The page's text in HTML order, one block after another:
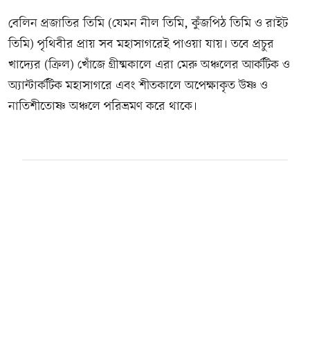
বেলিন প্রজাতির তিমি (যেমন নীল তিমি, কুঁজপিঠ তিমি ও রাইট
তিমি) পৃথিবীর প্রায় সব মহাসাগরেই পাওয়া যায়। তবে প্রচুর
খাদ্যের (ক্রিল) খোঁজে গ্রীষ্মকালে এরা মেরু অঞ্চলের আর্কটিক ও
অ্যান্টার্কটিক মহাসাগরে এবং শীতকালে অপেক্ষাকৃত উষ্ণ ও
নাতিশীতোষ্ণ অঞ্চলে পরিভ্রমণ করে থাকে।